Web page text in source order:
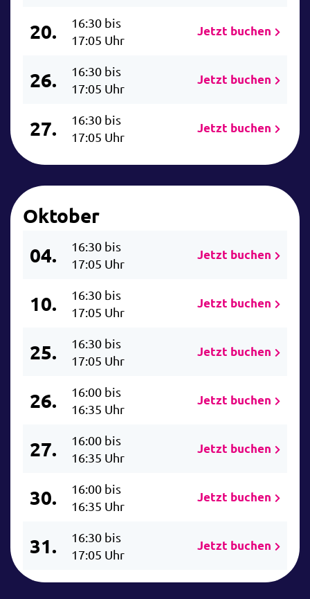
20.
16:30 bis
17:05 Uhr
Jetzt buchen
26.
16:30 bis
17:05 Uhr
Jetzt buchen
27.
16:30 bis
17:05 Uhr
Jetzt buchen
Oktober
04.
16:30 bis
17:05 Uhr
Jetzt buchen
10.
16:30 bis
17:05 Uhr
Jetzt buchen
25.
16:30 bis
17:05 Uhr
Jetzt buchen
26.
16:00 bis
16:35 Uhr
Jetzt buchen
27.
16:00 bis
16:35 Uhr
Jetzt buchen
30.
16:00 bis
16:35 Uhr
Jetzt buchen
31.
16:30 bis
17:05 Uhr
Jetzt buchen